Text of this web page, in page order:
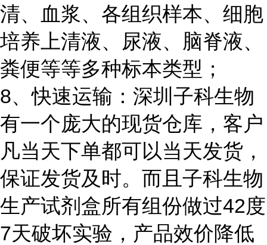
清、血浆、各组织样本、细胞
培养上清液、尿液、脑脊液、
粪便等等多种标本类型；
8、快速运输：深圳子科生物
有一个庞大的现货仓库，客户
凡当天下单都可以当天发货，
保证发货及时。而且子科生物
生产试剂盒所有组份做过42度
7天破坏实验，产品效价降低